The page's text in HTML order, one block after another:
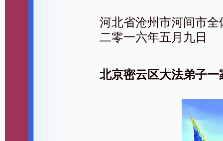
河北省沧州市河间市
二零一六年五月九日
北京密云区大法弟子